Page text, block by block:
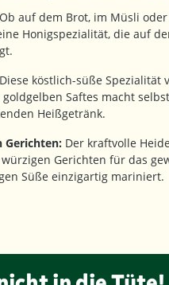
Ob auf dem Brot, im Müsli
Honigspezialität, die auf
Diese köstlich-süße Spezialität
goldgelben Saftes macht
Heißgetränk.
Gerichten: Der kraftvolle
Gerichten für das
Süße einzigartig mariniert.